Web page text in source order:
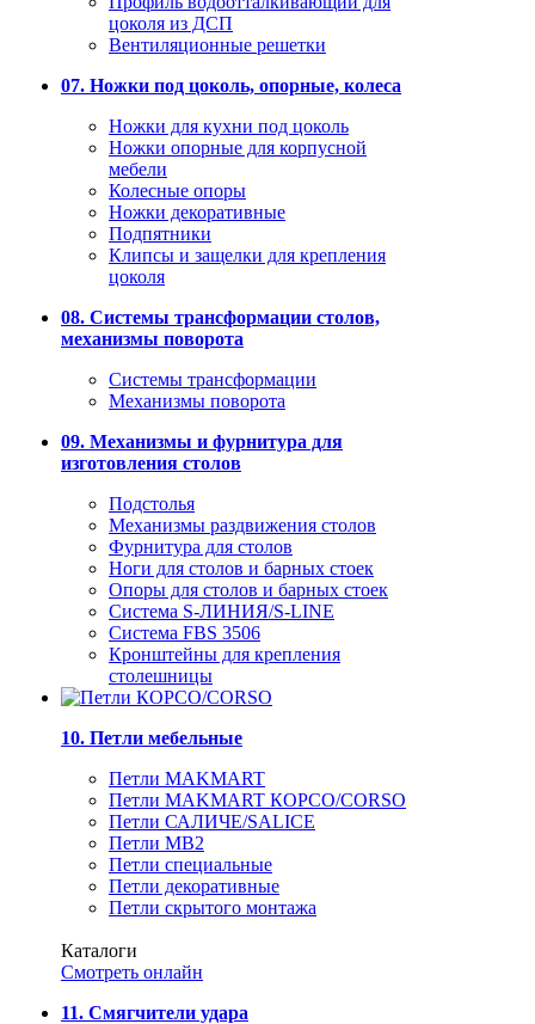
цоколя из ДСП
Вентиляционные решетки
07. Ножки под цоколь, опорные, колеса
Ножки для кухни под цоколь
Ножки опорные для корпусной
мебели
Колесные опоры
Ножки декоративные
Подпятники
Клипсы и защелки для крепления
цоколя
08. Системы трансформации столов,
механизмы поворота
Системы трансформации
Механизмы поворота
09. Механизмы и фурнитура для
изготовления столов
Подстолья
Механизмы раздвижения столов
Фурнитура для столов
Ноги для столов и барных стоек
Опоры для столов и барных стоек
Система S-ЛИНИЯ/S-LINE
Система FBS 3506
Кронштейны для крепления
столешницы
10. Петли мебельные
Петли MAKMART
Петли MAKMART КОРСО/CORSO
Петли САЛИЧЕ/SALICE
Петли MB2
Петли специальные
Петли декоративные
Петли скрытого монтажа
Каталоги
Смотреть онлайн
11. Смягчители удара